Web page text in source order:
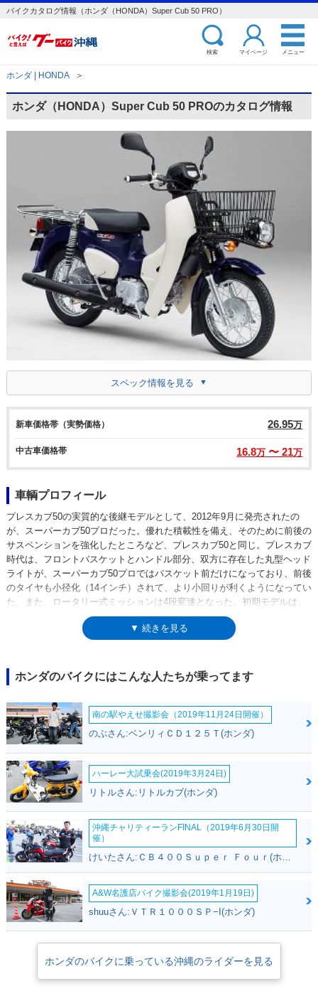
バイクカタログ情報（ホンダ（HONDA）Super Cub 50 PRO）
検索 マイページ メニュー
ホンダ | HONDA ＞
ホンダ（HONDA）Super Cub 50 PROのカタログ情報
スペック情報を見る
新車価格帯（実勢価格） 26.95万
中古車価格帯 16.8万 〜 21万
車輌プロフィール
プレスカブ50の実質的な後継モデルとして、2012年9月に発売されたの
が、スーパーカブ50プロだった。優れた積載性を備え、そのために前後の
サスペンションを強化したところなど、プレスカブ50と同じ。プレスカブ
時代は、フロントバスケットとハンドル部分、双方に存在した丸型ヘッド
ライトが、スーパーカブ50プロではバスケット前だけになっており、前後
のタイヤも小径化（14インチ）されて、より小回りが利くようになってい
た。また、ロータリー式ミッションは4段変速となった。初期モデルは、
スーパーカブ50がモデルチェンジするとともに、生産を中国の新大洲本田
摩托有限公司に移したモデルをベースにしたもので、スーパーカブ50同様
ほか、生産が日本国内（熊本製作所）に変更された。※2025年に生産終
了となり、原付1種としての後継モデルは、新基準原付のスーパーカブ
110プロ Lite（ライト）となった。
▼ 続きを見る
ホンダのバイクにはこんな人たちが乗ってます
南の駅やえせ撮影会（2019年11月24日開催）
のぶさん:ベンリィＣＤ１２５Ｔ(ホンダ)
ハーレー大試乗会(2019年3月24日)
リトルさん:リトルカブ(ホンダ)
沖縄チャリティーランFINAL（2019年6月30日開
催）
けいたさん:ＣＢ４００Ｓｕｐｅｒ Ｆｏｕｒ(ホンダ)
A&W名護店バイク撮影会(2019年1月19日)
shuuさん:ＶＴＲ１０００ＳＰ−I(ホンダ)
ホンダのバイクに乗っている沖縄のライダーを見る